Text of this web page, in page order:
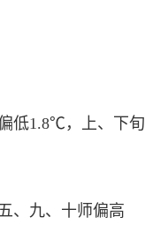
低1.8℃，上、下旬
、九、十师偏高